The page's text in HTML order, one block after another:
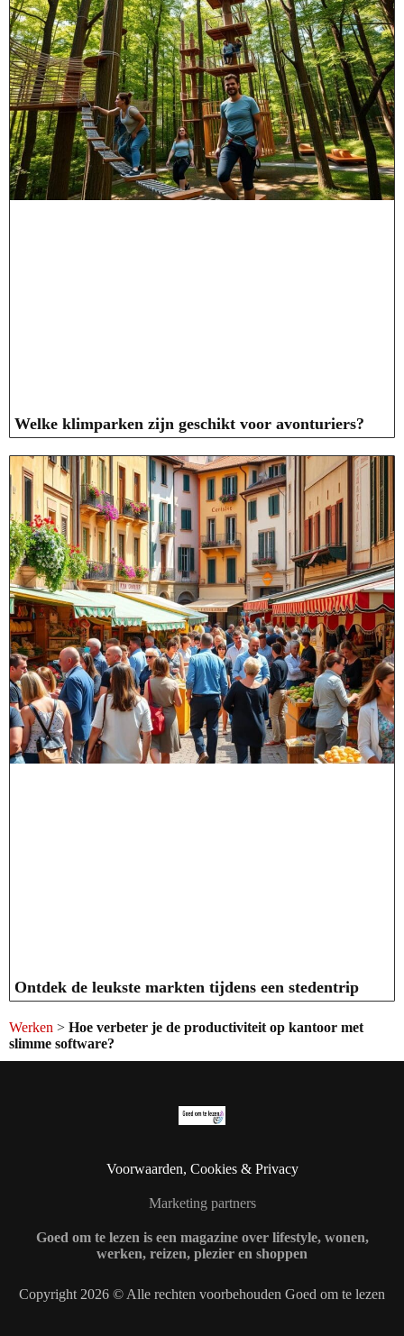
Welke klimparken zijn geschikt voor avonturiers?
Ontdek de leukste markten tijdens een stedentrip
Werken > Hoe verbeter je de productiviteit op kantoor met
slimme software?
Voorwaarden, Cookies & Privacy
Marketing partners
Goed om te lezen is een magazine over lifestyle, wonen,
werken, reizen, plezier en shoppen
Copyright 2026 © Alle rechten voorbehouden Goed om te lezen